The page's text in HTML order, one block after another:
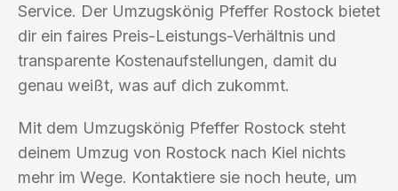
Service. Der Umzugskönig Pfeffer Rostock bietet
dir ein faires Preis-Leistungs-Verhältnis und
transparente Kostenaufstellungen, damit du
genau weißt, was auf dich zukommt.
Mit dem Umzugskönig Pfeffer Rostock steht
deinem Umzug von Rostock nach Kiel nichts
mehr im Wege. Kontaktiere sie noch heute, um